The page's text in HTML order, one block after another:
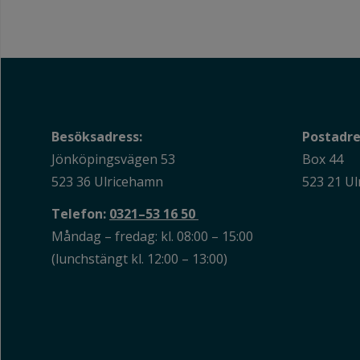
Besöksadress:
Jönköpingsvägen 53
523 36 Ulricehamn
Telefon: 0321–53 16 50
Måndag – fredag: kl. 08:00 – 15:00
(lunchstängt kl. 12:00 – 13:00)
Box 44
523 21